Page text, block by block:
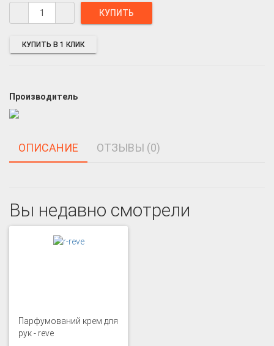
КУПИТЬ В 1 КЛИК
Производитель
ОПИСАНИЕ ОТЗЫВЫ (0)
Вы недавно смотрели
Парфумований крем для
рук - reve